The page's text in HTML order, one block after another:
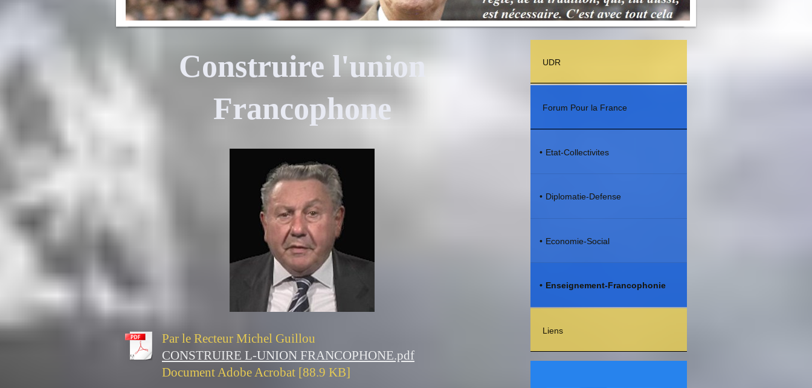
Construire l'union
Francophone
Par le Recteur Michel Guillou
CONSTRUIRE L-UNION FRANCOPHONE.pdf
Document Adobe Acrobat [88.9 KB]
UDR
Forum Pour la France
Etat-Collectivites
Diplomatie-Defense
Economie-Social
Enseignement-Francophonie
Liens